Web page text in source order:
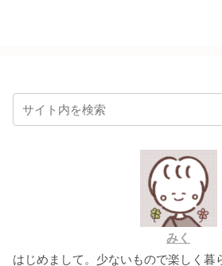
みく
はじめまして。少ないもので楽しく暮